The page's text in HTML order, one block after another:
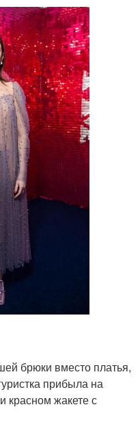
брюки вместо платья,
прибыла на
красном жакете с